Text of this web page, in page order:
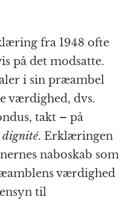
fra 1948 ofte
på det modsatte.
i sin præambel
værdighed, dvs.
takt – på
dignité. Erklæringen
naboskab som
værdighed
til